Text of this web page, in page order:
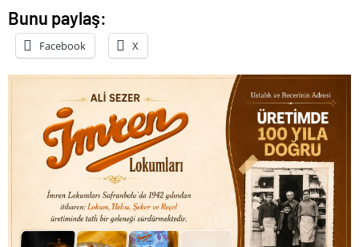
Bunu paylaş:
Facebook X